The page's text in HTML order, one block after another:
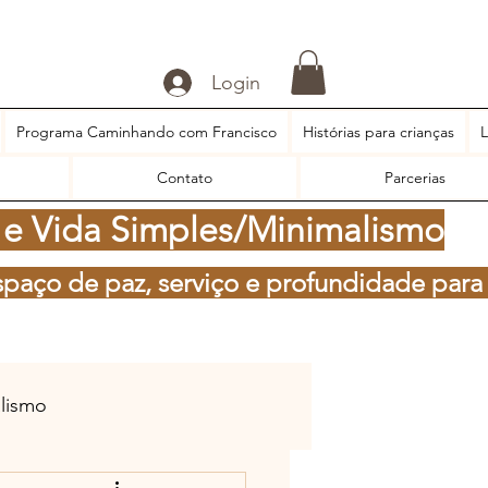
Login
Programa Caminhando com Francisco Histórias para crianças
Contato Parcerias
Vida Simples/Minimalismo
de paz, serviço e profundidade para